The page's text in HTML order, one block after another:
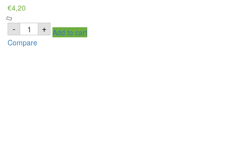
€4,20
- Heera
Minced
Ginger
Paste
+ Add to cart
Compare